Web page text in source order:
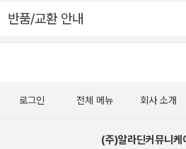
하는 방법을 설명한다. 6장, '클래스로더 이해'에서는 자바 클래
고, OSGi 런타임에서 클래스로더를
다. OSGi가 아닌 JAR 파일에 대한
드 컨텍스트 클래스로더(Thread
OSGi 프레임워크를 사용하는 방법도 설명한다. 7
반품/교환 안내
로그인 전체 메뉴 회사 소개
(주)알라딘커뮤니케